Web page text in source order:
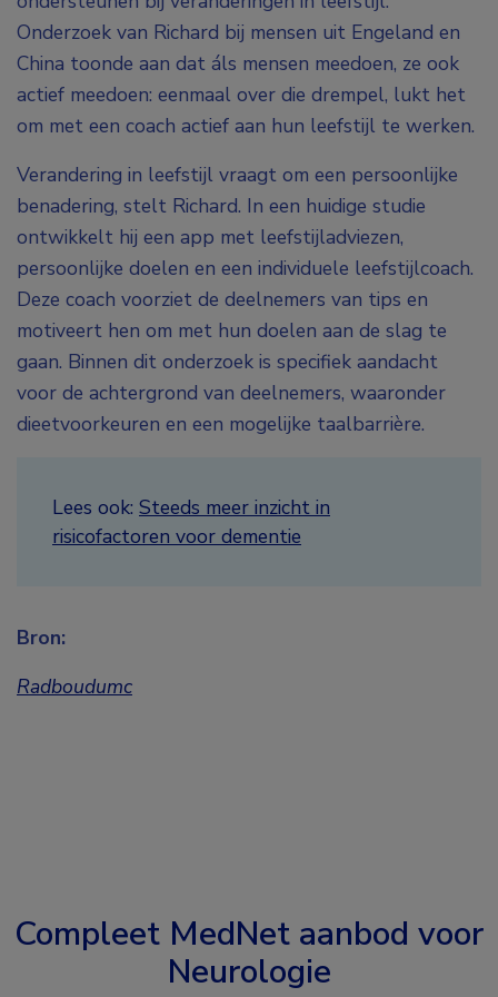
Onderzoek van Richard bij mensen uit Engeland en
China toonde aan dat áls mensen meedoen, ze ook
actief meedoen: eenmaal over die drempel, lukt het
om met een coach actief aan hun leefstijl te werken.
Verandering in leefstijl vraagt om een persoonlijke
benadering, stelt Richard. In een huidige studie
ontwikkelt hij een app met leefstijladviezen,
persoonlijke doelen en een individuele leefstijlcoach.
Deze coach voorziet de deelnemers van tips en
motiveert hen om met hun doelen aan de slag te
gaan. Binnen dit onderzoek is specifiek aandacht
voor de achtergrond van deelnemers, waaronder
dieetvoorkeuren en een mogelijke taalbarrière.
Lees ook: Steeds meer inzicht in
risicofactoren voor dementie
Bron:
Radboudumc
Compleet MedNet aanbod voor
Neurologie